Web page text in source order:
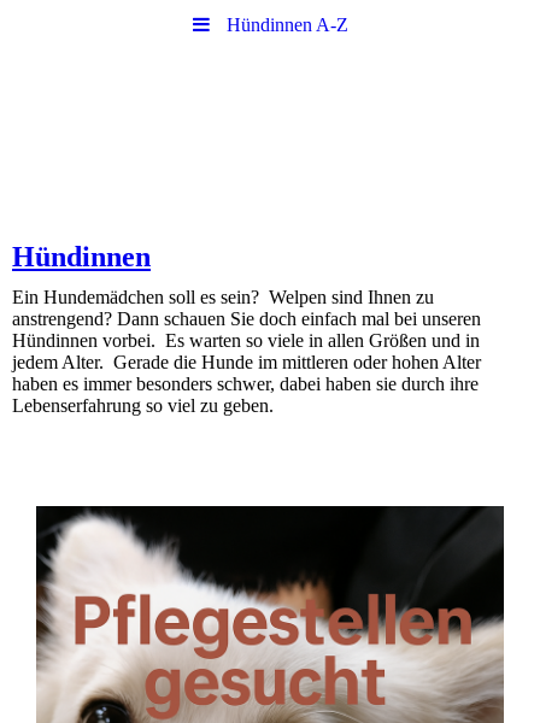
Hündinnen A-Z
Hündinnen
Ein Hundemädchen soll es sein? Welpen sind Ihnen zu
anstrengend? Dann schauen Sie doch einfach mal bei unseren
Hündinnen vorbei. Es warten so viele in allen Größen und in
jedem Alter. Gerade die Hunde im mittleren oder hohen Alter
haben es immer besonders schwer, dabei haben sie durch ihre
Lebenserfahrung so viel zu geben.